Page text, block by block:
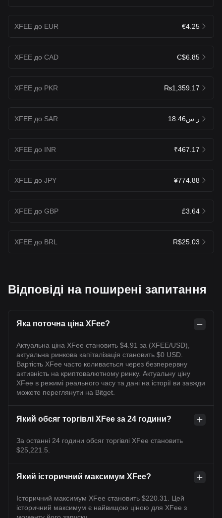
XFEE до EUR €4.25
XFEE до CAD C$6.85
XFEE до PKR ₨1,359.17
XFEE до SAR ر.س18.46
XFEE до INR ₹467.17
XFEE до JPY ¥774.88
XFEE до GBP £3.64
XFEE до BRL R$25.03
Відповіді на поширені запитання
Яка поточна ціна XFee?
Актуальна ціна XFee становить $4.91 за (XFEE/USD),
актуальна ринкова капіталізація становить $0 USD.
Вартість XFee часто коливається через безперервну
активність на криптовалютному ринку. Актуальну ціну
XFee в режимі реального часу та дані на історії ви завжди
можете переглянути на Bitget.
Який обсяг торгівлі XFee за 24 години?
За останні 24 години обсяг торгівлі XFee становить
$25,221.5.
Який історичний максимум XFee?
Історичний максимум XFee становить $220.31. Цей
історичний максимум є найвищою ціною для XFee з